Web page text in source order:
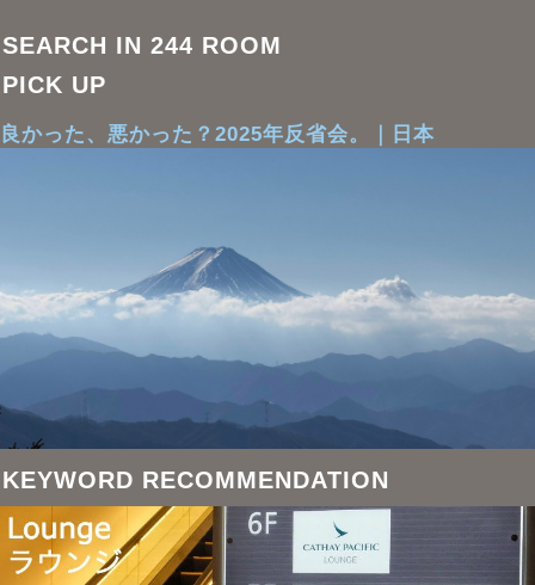
SEARCH IN 244 ROOM
PICK UP
良かった、悪かった？2025年反省会。｜日本
KEYWORD RECOMMENDATION